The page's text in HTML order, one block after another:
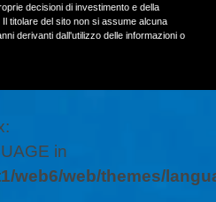
decisioni di investimento e della
titolare del sito non si assume alcuna
derivanti dall'utilizzo delle informazioni o
in
web6/web/themes/